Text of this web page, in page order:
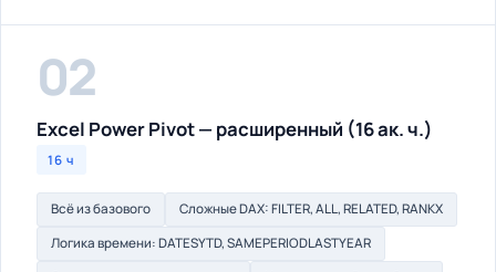
02
Excel Power Pivot — расширенный (16 ак. ч.)
16 ч
Всё из базового
Сложные DAX: FILTER, ALL, RELATED, RANKX
Логика времени: DATESYTD, SAMEPERIODLASTYEAR